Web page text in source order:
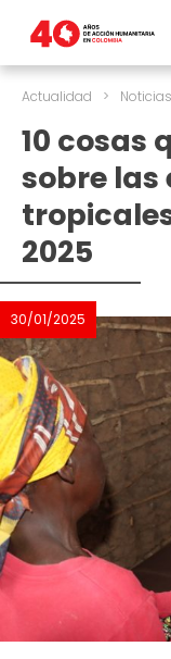
Actualidad > Noticias
10 cosas
sobre las
2025
30/01/2025